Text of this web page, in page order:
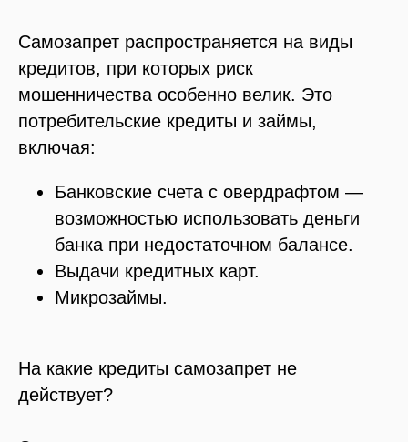
Самозапрет распространяется на виды
кредитов, при которых риск
мошенничества особенно велик. Это
потребительские кредиты и займы,
включая:
Банковские счета с овердрафтом —
возможностью использовать деньги
банка при недостаточном балансе.
Выдачи кредитных карт.
Микрозаймы.
На какие кредиты самозапрет не
действует?